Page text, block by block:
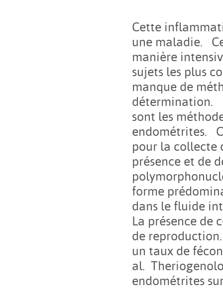
Cette
une maladie.
manière
sujets les plus
manque de
détermination.
sont les
endométrites.
pour la collecte
présence et de
forme
dans le fluide
La présence de
de
un taux de
al.
endométrites